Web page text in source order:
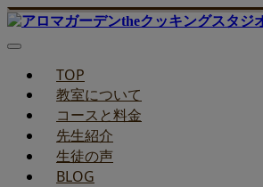
TOP
教室について
コースと料金
先生紹介
生徒の声
BLOG